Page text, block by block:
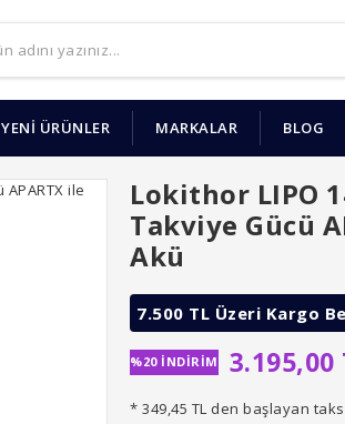
YENİ ÜRÜNLER MARKALAR BLOG
Lokithor LIPO
Takviye Gücü
Akü
7.500 TL Üzeri Kargo
%20 İNDİRİM 3.195,00
* 349,45 TL den başlayan